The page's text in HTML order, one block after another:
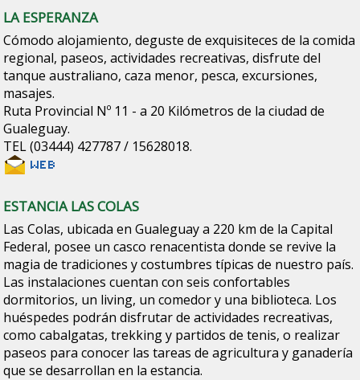
LA ESPERANZA
Cómodo alojamiento, deguste de exquisiteces de la comida
regional, paseos, actividades recreativas, disfrute del
tanque australiano, caza menor, pesca, excursiones,
masajes.
Ruta Provincial Nº 11 - a 20 Kilómetros de la ciudad de
Gualeguay.
TEL (03444) 427787 / 15628018.
ESTANCIA LAS COLAS
Las Colas, ubicada en Gualeguay a 220 km de la Capital
Federal, posee un casco renacentista donde se revive la
magia de tradiciones y costumbres típicas de nuestro país.
Las instalaciones cuentan con seis confortables
dormitorios, un living, un comedor y una biblioteca. Los
huéspedes podrán disfrutar de actividades recreativas,
como cabalgatas, trekking y partidos de tenis, o realizar
paseos para conocer las tareas de agricultura y ganadería
que se desarrollan en la estancia.